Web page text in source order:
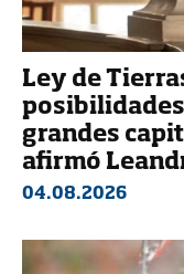
Ley de
posibilidades
grandes
afirmó
04.08.2026